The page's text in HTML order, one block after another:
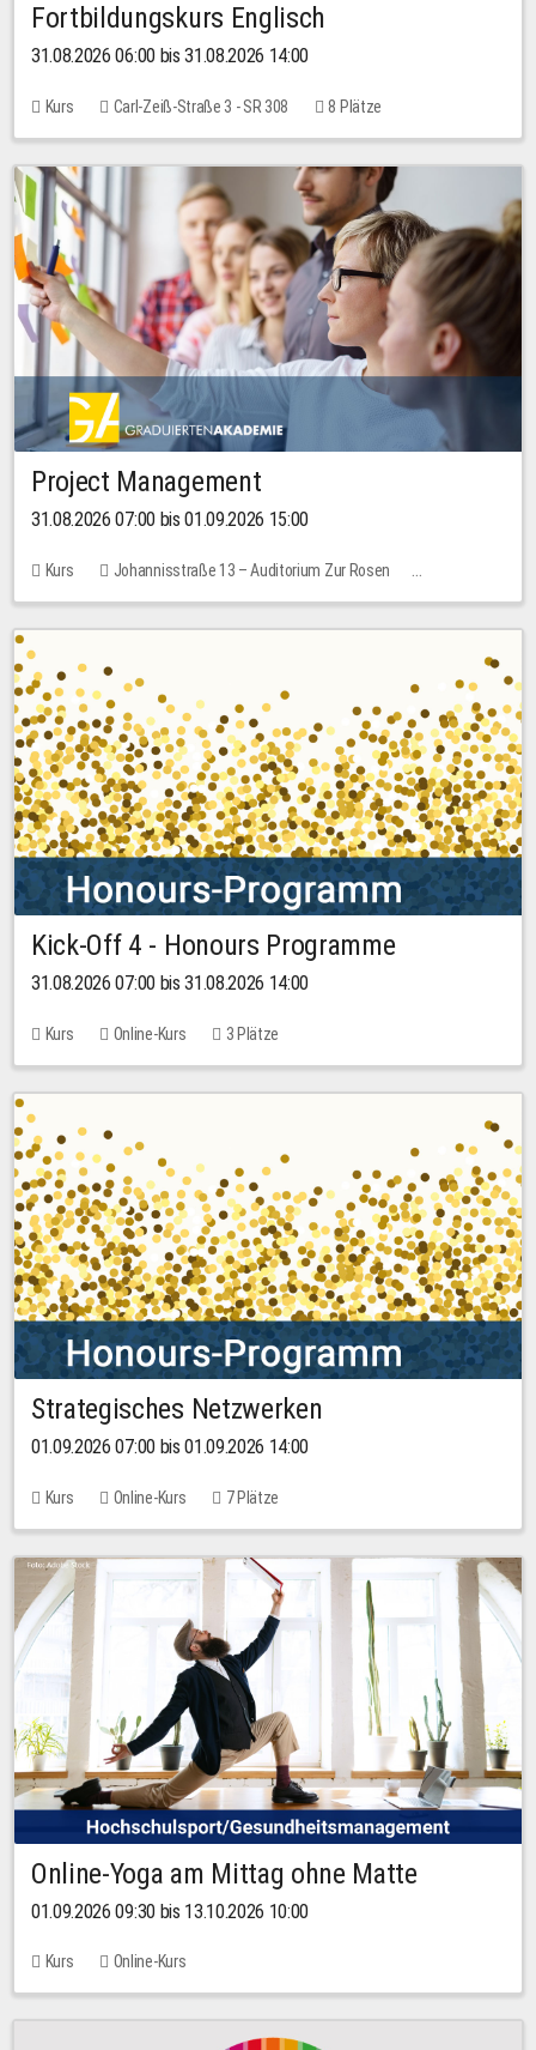
Fortbildungskurs Englisch
31.08.2026 06:00 bis 31.08.2026 14:00
Kurs Carl-Zeiß-Straße 3 - SR 308 8 Plätze
Project Management
31.08.2026 07:00 bis 01.09.2026 15:00
Kurs
Johannisstraße 13 – Auditorium Zur Rosen
Keine freien Plätze
30,00 EUR
Kick-Off 4 - Honours Programme
31.08.2026 07:00 bis 31.08.2026 14:00
Kurs Online-Kurs 3 Plätze
Strategisches Netzwerken
01.09.2026 07:00 bis 01.09.2026 14:00
Kurs Online-Kurs 7 Plätze
Online-Yoga am Mittag ohne Matte
01.09.2026 09:30 bis 13.10.2026 10:00
Kurs Online-Kurs